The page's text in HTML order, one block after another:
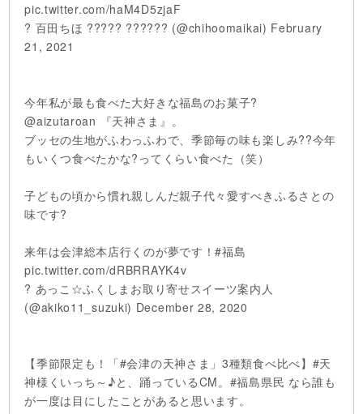
pic.twitter.com/haM4D5zjaF
? 百田ちほ ????? ?????? (@chihoomaikai) February
21, 2021
今年私が最も食べた大好きな福島のお菓子?
@aizutaroan 『天神さま』。
ブッセの生地がふわっふわで、季節毎の味も楽しみ??今年
もいくつ食べたかな?ってくらい食べた（笑）
子どもの頃から慣れ親しんだ親子代々愛すべきふるさとの
味です?
来年は会津総本店行くのが夢です！#福島
pic.twitter.com/dRBRRAYK4v
? あっこ☆ふくしまお取り寄せスイーツ案内人
(@akiko11_suzuki) December 28, 2020
【季節限定も！「#会津の天神さま 」3種類食べ比べ】 #天
神様くいっち～ ♪と、踊っているCM。 #福島県民 なら誰も
が一度は目にしたことがあると思います。